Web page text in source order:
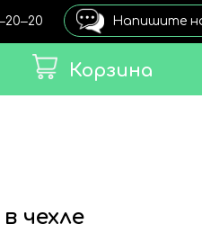
Корзина
Напишите
чехле